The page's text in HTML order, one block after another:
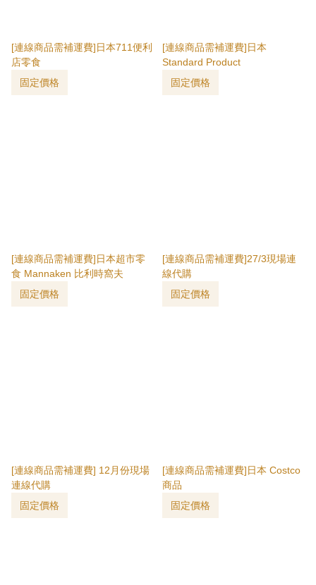
[連線商品需補運費]日本711便利
店零食
固定價格
[連線商品需補運費]日本
Standard Product
固定價格
[連線商品需補運費]日本超市零
食 Mannaken 比利時窩夫
固定價格
[連線商品需補運費]27/3現場連
線代購
固定價格
[連線商品需補運費] 12月份現場
連線代購
固定價格
[連線商品需補運費]日本 Costco
商品
固定價格